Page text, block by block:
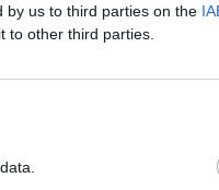
by us to third parties on the
to other third parties.